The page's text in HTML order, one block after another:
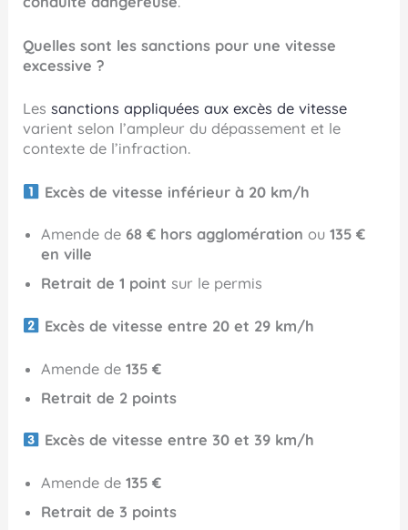
Quelles sont les sanctions pour une vitesse
excessive ?
Lessanctions appliquées aux excès de vitesse
varient selon l’ampleur du dépassement et le
contexte de l’infraction.
Excès de vitesse inférieur à 20 km/h
Amende de 68 € hors agglomération ou135 €
en ville
Retrait de 1 point sur le permis
Excès de vitesse entre 20 et 29 km/h
Amende de135 €
Retrait de 2 points
Excès de vitesse entre 30 et 39 km/h
Amende de135 €
Retrait de 3 points